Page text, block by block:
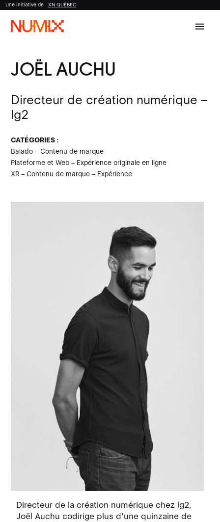
Une initiative de XN QUÉBEC
menu
JOËL AUCHU
Directeur de création numérique –
lg2
CATÉGORIES :
Balado – Contenu de marque
Plateforme et Web – Expérience originale en ligne
XR – Contenu de marque – Expérience
Directeur de la création numérique chez lg2,
Joël Auchu codirige plus d’une quinzaine de